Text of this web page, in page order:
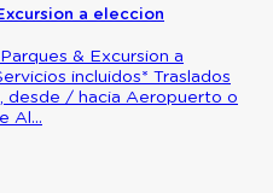
a eleccion
& Excursion a
incluidos* Traslados
desde / hacia Aeropuerto o
Al...